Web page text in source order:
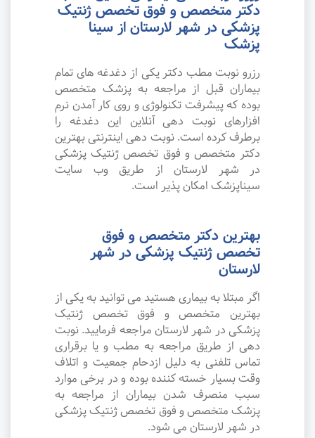
دکتر متخصص و فوق تخصص ژنتیک
پزشکی در شهر لارستان از سینا
پزشک
رزرو نوبت مطب دکتر یکی از دغدغه های تمام
بیماران قبل از مراجعه به پزشک متخصص
بوده که پیشرفت تکنولوژی و روی کار آمدن نرم
افزارهای نوبت دهی آنلاین این دغدغه را
برطرف کرده است. نوبت دهی اینترنتی بهترین
دکتر متخصص و فوق تخصص ژنتیک پزشکی
در شهر لارستان از طریق وب سایت
سیناپزشک امکان پذیر است.
بهترین دکتر متخصص و فوق
تخصص ژنتیک پزشکی در شهر
لارستان
اگر مبتلا به بیماری هستید می توانید به یکی از
بهترین متخصص و فوق تخصص ژنتیک
پزشکی در شهر لارستان مراجعه فرمایید. نوبت
دهی از طریق مراجعه به مطب و یا برقراری
تماس تلفنی به دلیل ازدحام جمعیت و اتلاف
وقت بسیار خسته کننده بوده و در برخی موارد
سبب منصرف شدن بیماران از مراجعه به
پزشک متخصص و فوق تخصص ژنتیک پزشکی
در شهر لارستان می شود.